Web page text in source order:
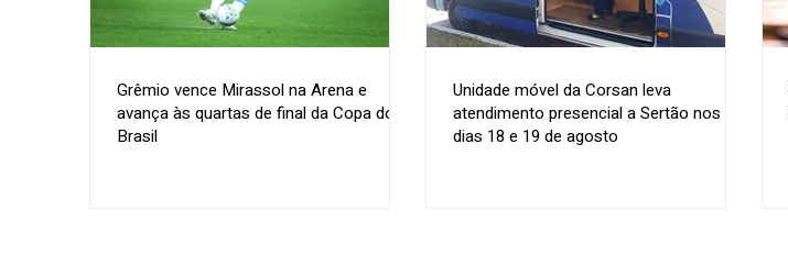
Grêmio vence Mirassol na Arena e
avança às quartas de final da Copa do
Brasil
Unidade móvel da Corsan leva
atendimento presencial a Sertão nos
dias 18 e 19 de agosto